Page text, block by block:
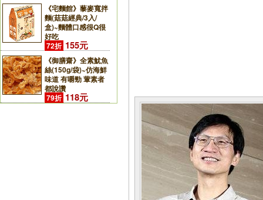
《宅麵館》藜麥寬拌
麵(菇菇經典/3入/
盒)~麵體口感很Q很
好吃
72折 155元
《御膳齋》全素魷魚
絲(150g/袋)~仿海鮮
味道 有嚼勁 葷素者
都說讚
79折 118元